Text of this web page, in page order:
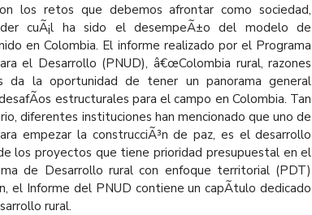
los retos que debemos afrontar como sociedad,
cuÃ¡l ha sido el desempeÃ±o del modelo de
en Colombia. El informe realizado por el Programa
el Desarrollo (PNUD), â€œColombia rural, razones
da la oportunidad de tener un panorama general
estructurales para el campo en Colombia. Tan
diferentes instituciones han mencionado que uno de
empezar la construcciÃ³n de paz, es el desarrollo
los proyectos que tiene prioridad presupuestal en el
de Desarrollo rural con enfoque territorial (PDT)
el Informe del PNUD contiene un capÃ­tulo dedicado
rural.